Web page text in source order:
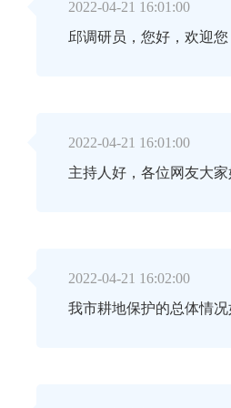
2022-04-21 16:01:00
邱调研员，您好，欢迎您
2022-04-21 16:01:00
主持人好，各位网友大家
2022-04-21 16:02:00
我市耕地保护的总体情况